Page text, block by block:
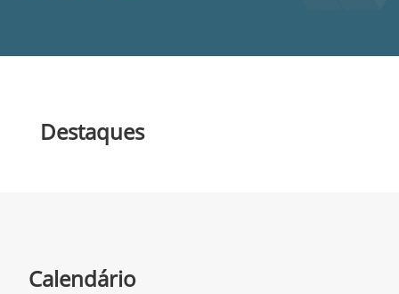
Destaques
Calendário